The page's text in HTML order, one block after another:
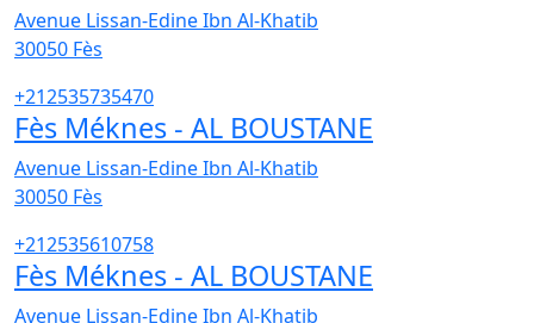
Avenue Lissan-Edine Ibn Al-Khatib
30050 Fès
+212535735470
Fès Méknes - AL BOUSTANE
Avenue Lissan-Edine Ibn Al-Khatib
30050 Fès
+212535610758
Fès Méknes - AL BOUSTANE
Avenue Lissan-Edine Ibn Al-Khatib